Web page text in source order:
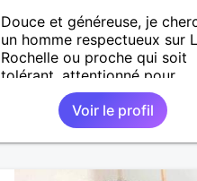
Douce et généreuse, je
un homme respectueux sur
Rochelle ou proche qui soit
tolérant, attentionné pour
profiter de la vie à deux.
Voir le profil